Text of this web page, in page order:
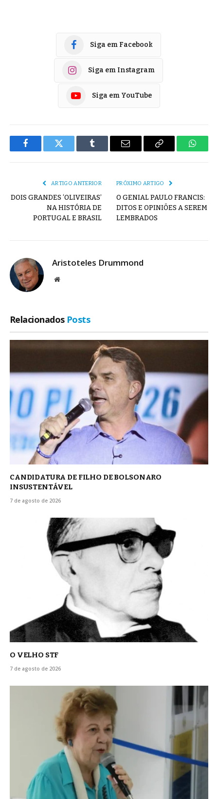
Siga em Facebook
Siga em Instagram
Siga em YouTube
FacebookTwitter Tumblr
E-
Copiar
ARTIGO ANTERIOR
DOIS GRANDES ‘OLIVEIRAS’
NA HISTÓRIA DE
PORTUGAL E BRASIL
PRÓXIMO ARTIGO
O GENIAL PAULO FRANCIS:
DITOS E OPINIÕES A SEREM
LEMBRADOS
Aristoteles Drummond
Site
Relacionados Posts
CANDIDATURA DE FILHO DE BOLSONARO
INSUSTENTÁVEL
7 de agosto de 2026
O VELHO STF
7 de agosto de 2026